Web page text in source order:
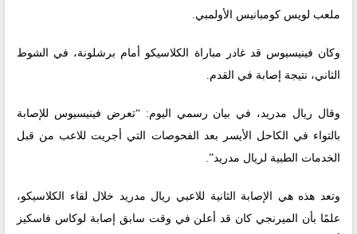
ملعب لويس كومبانيس الأولمبي.
وكان فينيسيوس قد غادر مباراة الكلاسيكو أمام برشلونة، في الشوط
الثاني، نتيجة إصابة في القدم.
وقال ريال مدريد، في بيان رسمي اليوم: “تعرض فينيسيوس للإصابة
بالتواء في الكاحل الأيسر بعد الفحوصات التي أجريت للاعب من قبل
الخدمات الطبية لريال مدريد”.
وتعد هذه هي الإصابة الثانية للاعبي ريال مدريد خلال لقاء الكلاسيكو،
علمًا بأن الميرنجي كان قد أعلن في وقت سابق إصابة لوكاس فاسكيز